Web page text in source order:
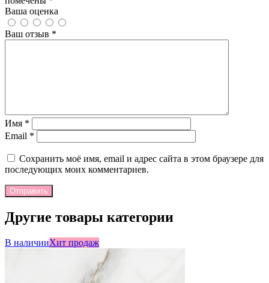
Ваша оценка
Ваш отзыв *
Имя *
Email *
Сохранить моё имя, email и адрес сайта в этом браузере для
последующих моих комментариев.
Отправить
Другие товары категории
В наличииХит продаж